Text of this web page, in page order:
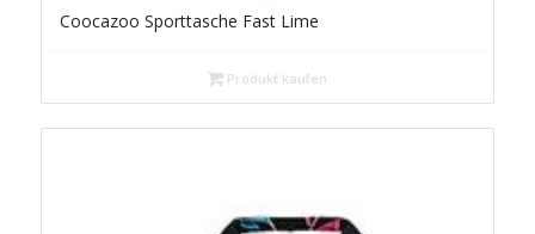
Coocazoo Sporttasche Fast Lime
Produkt kaufen